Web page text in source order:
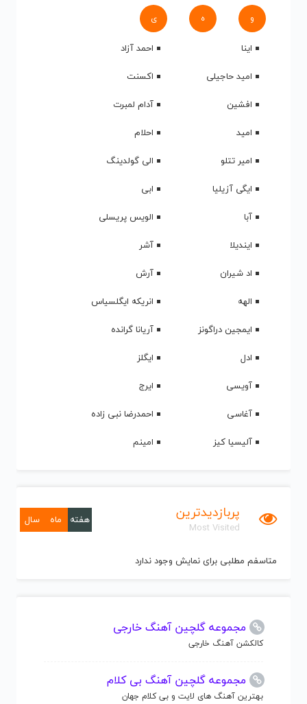
و ه ی
اینا
احمد آزاد
امید حاجیلی
اکسنت
افشین
آدام لمبرت
امید
احلام
امیر تتلو
الی گولدینگ
ایگی آزیلیا
ابی
آبا
الویس پریسلی
ایندیلا
آشر
اد شیران
آرش
الهه
انریکه ایگلسیاس
ایمجین دراگونز
آریانا گرانده
ادل
ایگلز
آویسی
ایرج
آغاسی
احمدرضا نبی زاده
آلیسیا کیز
امینم
پربازدیدترین
Most Visited
هفته ماه سال
متاسفم مطلبی برای نمایش وجود ندارد
مجموعه گلچین آهنگ خارجی
کالکشن آهنگ خارجی
مجموعه گلچین آهنگ بی کلام
بهترین آهنگ های لایت و بی کلام جهان